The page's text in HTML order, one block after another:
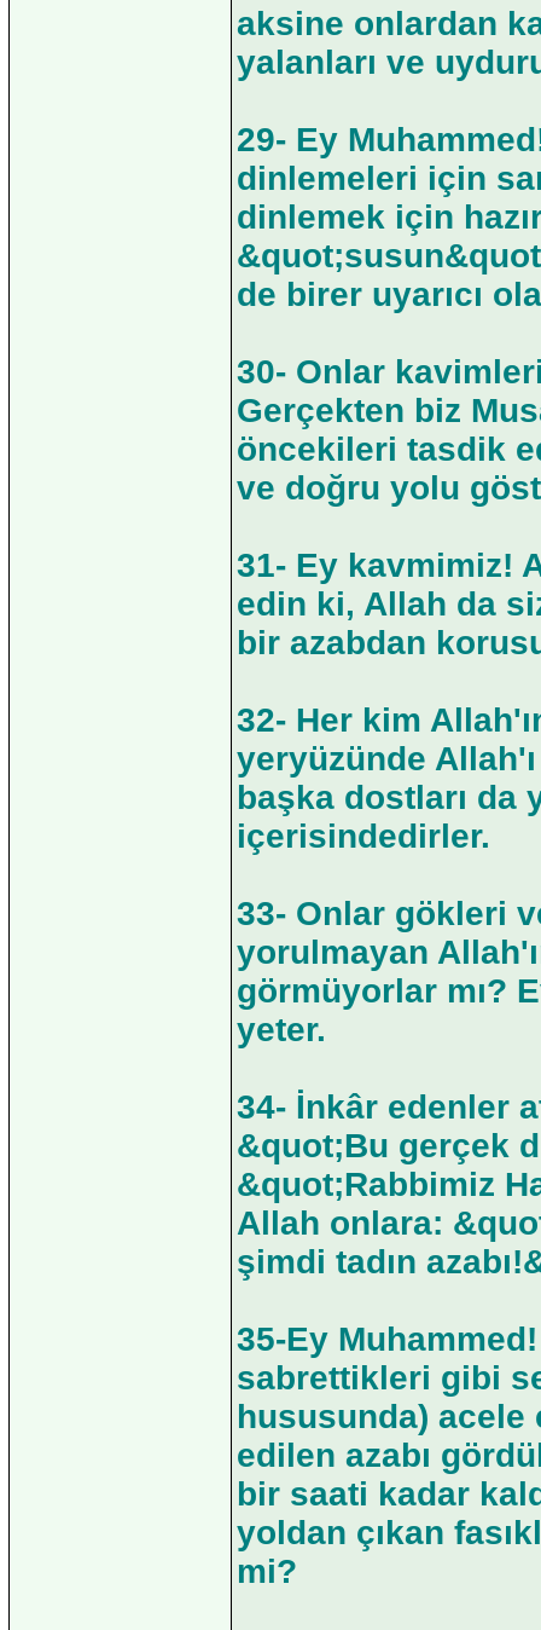
aksine onlardan
yalanları ve
29- Ey
dinlemeleri için
dinlemek için
de birer uyarıcı
30- Onlar
Gerçekten biz
öncekileri tasdik
ve doğru yolu
31- Ey kavmimiz!
edin ki, Allah da
bir azabdan
32- Her kim
yeryüzünde
başka dostları da
içerisindedirler.
33- Onlar gökleri
yorulmayan
görmüyorlar mı?
yeter.
34- İnkâr edenler
&quot;Bu gerçek
&quot;Rabbimiz
Allah onlara:
şimdi tadın
35-Ey
sabrettikleri gibi
hususunda) acele
edilen azabı
bir saati kadar
yoldan çıkan
mi?